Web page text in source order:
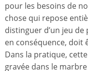
pour les besoins de
chose qui repose
distinguer d’un jeu
en conséquence, doit
Dans la pratique,
gravée dans le